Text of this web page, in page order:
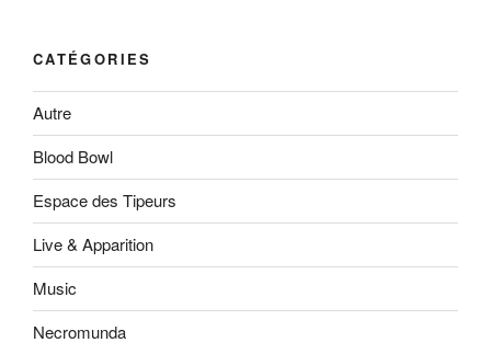
CATÉGORIES
Autre
Blood Bowl
Espace des Tipeurs
Live & Apparition
Music
Necromunda